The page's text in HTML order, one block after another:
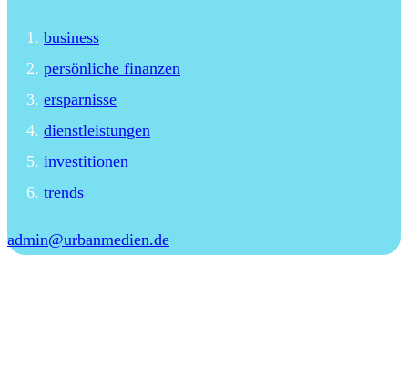
business
persönliche finanzen
ersparnisse
dienstleistungen
investitionen
trends
admin@urbanmedien.de